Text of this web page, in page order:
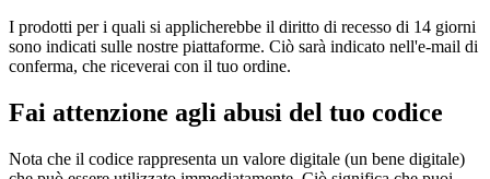
I prodotti per i quali si applicherebbe il diritto di recesso di 14 giorni
sono indicati sulle nostre piattaforme. Ciò sarà indicato nell'e-mail di
conferma, che riceverai con il tuo ordine.
Fai attenzione agli abusi del tuo codice
Nota che il codice rappresenta un valore digitale (un bene digitale)